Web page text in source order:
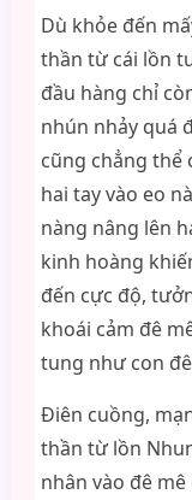
Dù khỏe đến
thần từ cái lồn
đầu hàng chỉ
nhún nhảy quá
cũng chẳng thể
hai tay vào eo
nàng nâng lên
kinh hoàng
đến cực độ,
khoái cảm đê
tung như con
Điên cuồng,
thần từ lồn
nhân vào đê